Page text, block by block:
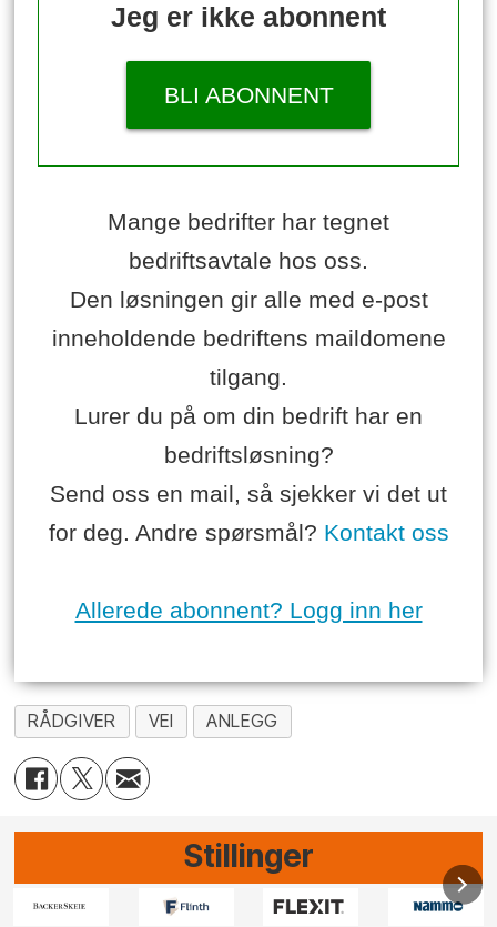
Jeg er ikke abonnent
BLI ABONNENT
Mange bedrifter har tegnet
bedriftsavtale hos oss.
Den løsningen gir alle med e-post
inneholdende bedriftens maildomene
tilgang.
Lurer du på om din bedrift har en
bedriftsløsning?
Send oss en mail, så sjekker vi det ut
for deg. Andre spørsmål? Kontakt oss
Allerede abonnent? Logg inn her
RÅDGIVER VEI ANLEGG
Stillinger